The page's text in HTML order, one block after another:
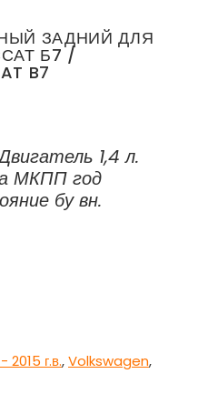
ЗАДНИЙ ДЛЯ
Б7 /
B7
1,4 л.
МКПП год
бу вн.
2015 г.в.,Volkswagen,